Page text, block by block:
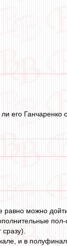
его Ганчаренко
можно
пол-
и в